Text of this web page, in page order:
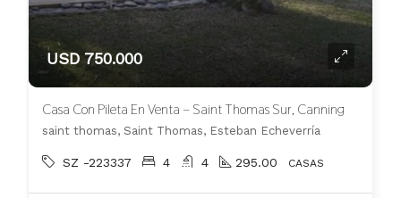
USD 750.000
Casa Con Pileta En Venta – Saint Thomas Sur, Canning
saint thomas, Saint Thomas, Esteban Echeverría
SZ -223337 4 4 295.00 CASAS